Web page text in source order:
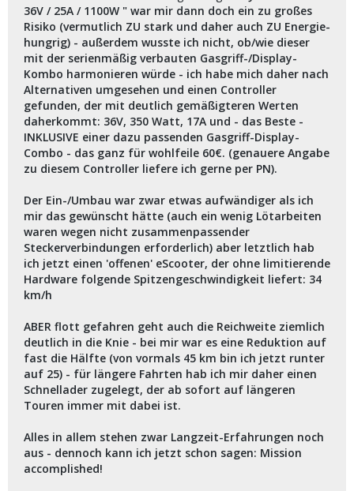
36V / 25A / 1100W " war mir dann doch ein zu großes
Risiko (vermutlich ZU stark und daher auch ZU Energie-
hungrig) - außerdem wusste ich nicht, ob/wie dieser
mit der serienmäßig verbauten Gasgriff-/Display-
Kombo harmonieren würde - ich habe mich daher nach
Alternativen umgesehen und einen Controller
gefunden, der mit deutlich gemäßigteren Werten
daherkommt: 36V, 350 Watt, 17A und - das Beste -
INKLUSIVE einer dazu passenden Gasgriff-Display-
Combo - das ganz für wohlfeile 60€. (genauere Angabe
zu diesem Controller liefere ich gerne per PN).
Der Ein-/Umbau war zwar etwas aufwändiger als ich
mir das gewünscht hätte (auch ein wenig Lötarbeiten
waren wegen nicht zusammenpassender
Steckerverbindungen erforderlich) aber letztlich hab
ich jetzt einen 'offenen' eScooter, der ohne limitierende
Hardware folgende Spitzengeschwindigkeit liefert: 34
km/h
ABER flott gefahren geht auch die Reichweite ziemlich
deutlich in die Knie - bei mir war es eine Reduktion auf
fast die Hälfte (von vormals 45 km bin ich jetzt runter
auf 25) - für längere Fahrten hab ich mir daher einen
Schnellader zugelegt, der ab sofort auf längeren
Touren immer mit dabei ist.
Alles in allem stehen zwar Langzeit-Erfahrungen noch
aus - dennoch kann ich jetzt schon sagen: Mission
accomplished!